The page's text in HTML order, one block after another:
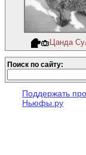
Цанда
Поиск по сайту:
Поддержать
Ньюфы.ру